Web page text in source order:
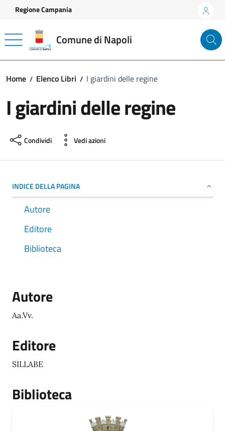
Vai ai contenuti
Vai al footer
Regione Campania
Comune di Napoli
Home Elenco Libri I giardini delle regine
I giardini delle regine
Condividi Vedi azioni
INDICE DELLA PAGINA
Autore
Editore
Biblioteca
Autore
Aa.Vv.
Editore
SILLABE
Biblioteca